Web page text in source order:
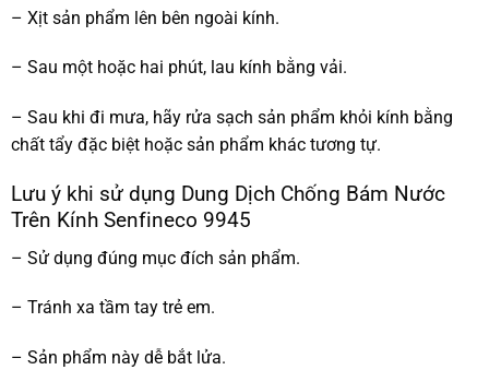
– Xịt sản phẩm lên bên ngoài kính.
– Sau một hoặc hai phút, lau kính bằng vải.
– Sau khi đi mưa, hãy rửa sạch sản phẩm khỏi kính bằng
chất tẩy đặc biệt hoặc sản phẩm khác tương tự.
Lưu ý khi sử dụng Dung Dịch Chống Bám Nước
Trên Kính Senfineco 9945
– Sử dụng đúng mục đích sản phẩm.
– Tránh xa tầm tay trẻ em.
– Sản phẩm này dễ bắt lửa.